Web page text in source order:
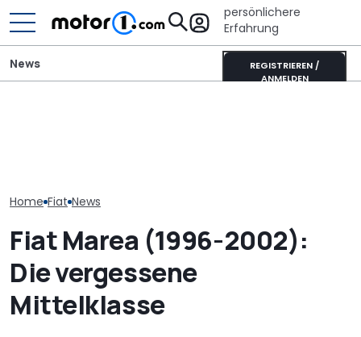
persönlichere
Erfahrung
REGISTRIEREN /
ANMELDEN
News
Home Fiat News
Fiat Marea (1996-2002):
Die vergessene
Mittelklasse